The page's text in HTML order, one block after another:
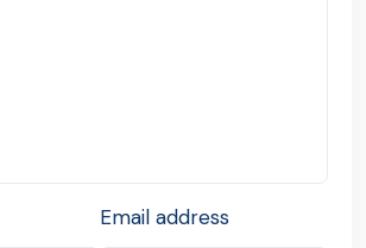
Email address